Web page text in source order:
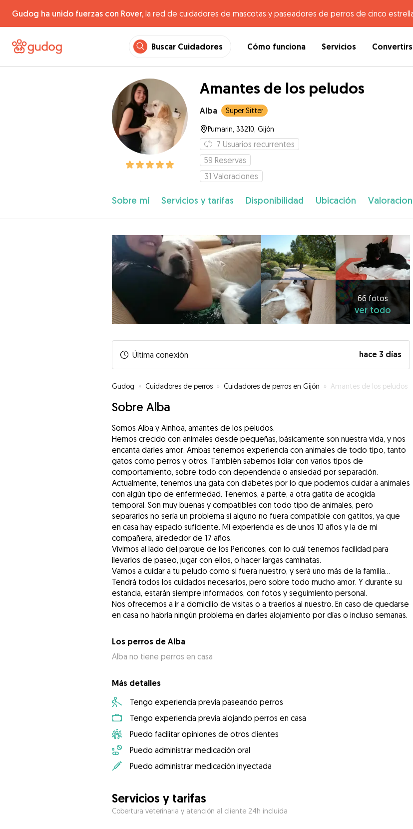
Gudog ha unido fuerzas con Rover, la red de cuidadores de mascotas y paseadores de perros de cinco
Buscar Cuidadores Cómo funciona Servicios
Amantes de los peludos
Alba Super Sitter
Pumarin, 33210, Gijón
7 Usuarios recurrentes
59 Reservas
31 Valoraciones
Sobre mí Servicios y tarifas Disponibilidad Ubicación
66 fotos
ver todo
Última conexión hace 3 días
Gudog » Cuidadores de perros » Cuidadores de perros en Gijón » Amantes de los peludos
Sobre Alba
Somos Alba y Ainhoa, amantes de los peludos.
Hemos crecido con animales desde pequeñas, básicamente son nuestra vida, y nos
encanta darles amor. Ambas tenemos experiencia con animales de todo tipo, tanto
gatos como perros y otros. También sabemos lidiar con varios tipos de
comportamiento, sobre todo con dependencia o ansiedad por separación.
Actualmente, tenemos una gata con diabetes por lo que podemos cuidar a animales
con algún tipo de enfermedad. Tenemos, a parte, a otra gatita de acogida
temporal. Son muy buenas y compatibles con todo tipo de animales, pero
separarlos no sería un problema si alguno no fuera compatible con gatitos, ya que
en casa hay espacio suficiente. Mi experiencia es de unos 10 años y la de mi
compañera, alrededor de 17 años.
Vivimos al lado del parque de los Pericones, con lo cuál tenemos facilidad para
llevarlos de paseo, jugar con ellos, o hacer largas caminatas.
Vamos a cuidar a tu peludo como si fuera nuestro, y será uno más de la familia...
Tendrá todos los cuidados necesarios, pero sobre todo mucho amor. Y durante su
estancia, estarán siempre informados, con fotos y seguimiento personal.
Nos ofrecemos a ir a domicilio de visitas o a traerlos al nuestro. En caso de quedarse
Los perros de Alba
Alba no tiene perros en casa
Más detalles
Tengo experiencia previa paseando perros
Tengo experiencia previa alojando perros en casa
Puedo facilitar opiniones de otros clientes
Puedo administrar medicación oral
Puedo administrar medicación inyectada
Servicios y tarifas
Cobertura veterinaria y atención al cliente 24h incluida